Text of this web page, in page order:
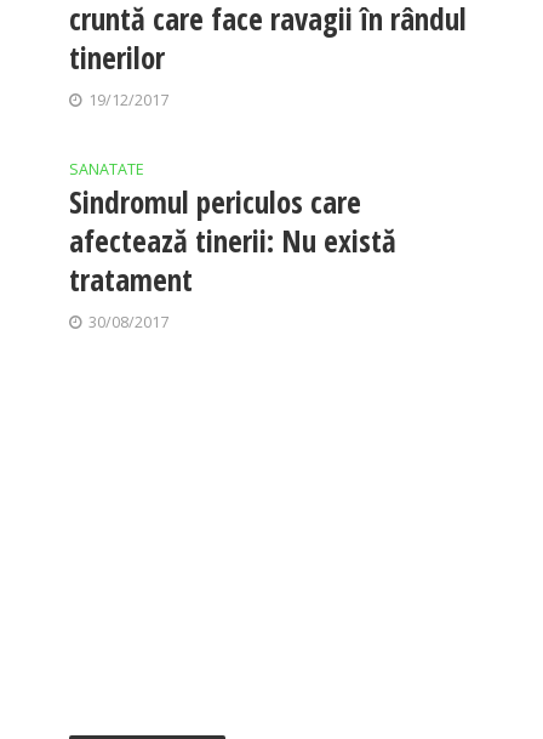
cruntă care face ravagii în rândul
tinerilor
19/12/2017
SANATATE
Sindromul periculos care
afectează tinerii: Nu există
tratament
30/08/2017